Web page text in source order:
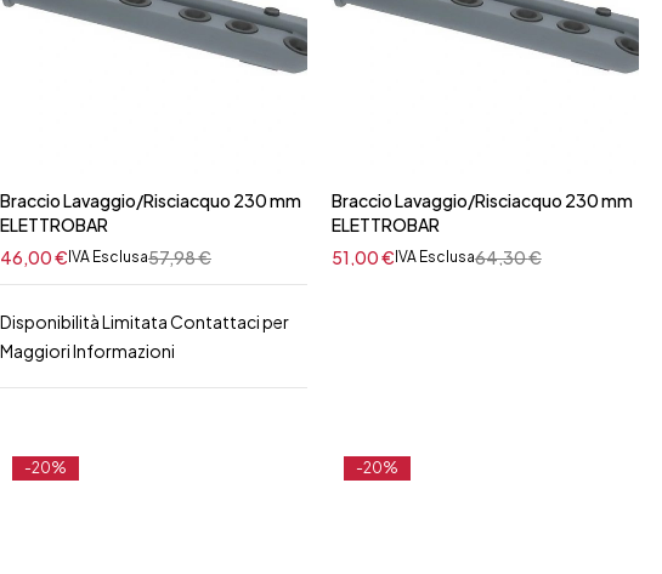
Braccio Lavaggio/Risciacquo 230 mm
ELETTROBAR
57,98€
46,00€ IVA Esclusa
Disponibilità Limitata Contattaci per
Maggiori Informazioni
Braccio Lavaggio/Risciacquo 230 mm
ELETTROBAR
64,30€
51,00€ IVA Esclusa
-20% -20%